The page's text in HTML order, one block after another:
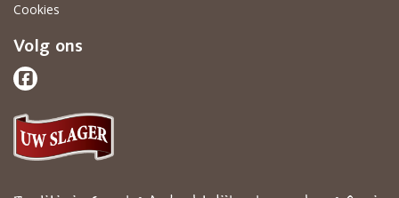
Cookies
Volg ons